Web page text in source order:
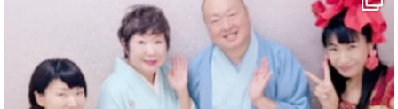
1 10
マジシャン派遣 パッションプリンセス【公式】